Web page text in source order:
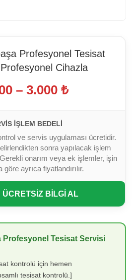
Profesyonel Tesisat
Cihazla
– 3.000 ₺
İŞLEM BEDELI
ve servis uygulaması ücretidir.
sonra yapılacak işlem
onarım veya ek işlemler, işin
göre ayrıca fiyatlandırılır.
ÜCRETSİZ BİLGİ AL
Profesyonel Tesisat Servisi
kontrolü için hemen
tesisat kontrolü.]